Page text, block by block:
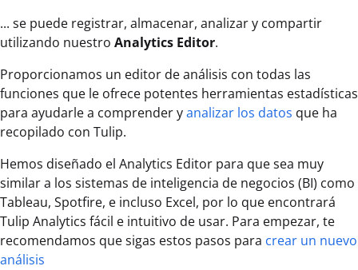
... se puede registrar, almacenar, analizar y compartir
utilizando nuestro Analytics Editor.
Proporcionamos un editor de análisis con todas las
funciones que le ofrece potentes herramientas estadísticas
para ayudarle a comprender yanalizar los datos que ha
recopilado con Tulip.
Hemos diseñado el Analytics Editor para que sea muy
similar a los sistemas de inteligencia de negocios (BI) como
Tableau, Spotfire, e incluso Excel, por lo que encontrará
Tulip Analytics fácil e intuitivo de usar. Para empezar, te
recomendamos que sigas estos pasos para crear un nuevo
análisis